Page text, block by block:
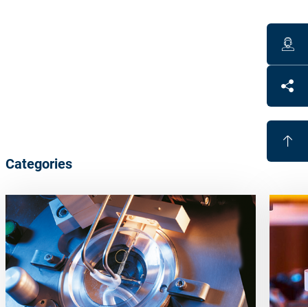
Lead and cadmium free
Block-pieces are re-usable
Packaging unit
50 pcs/box
Categories